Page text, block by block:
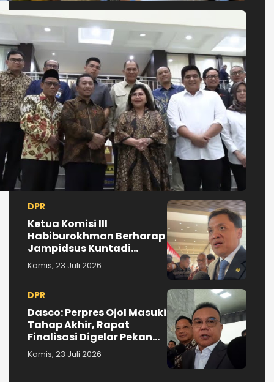
DPR
Ketua Komisi III
Habiburokhman Berharap
Jampidsus Kuntadi
Tuntaskan Kasus Febrie
Adriansyah
Kamis, 23 Juli 2026
DPR
Dasco: Perpres Ojol Masuki
Tahap Akhir, Rapat
Finalisasi Digelar Pekan
Depan
Kamis, 23 Juli 2026